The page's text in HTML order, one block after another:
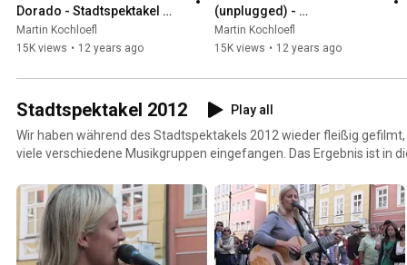
Dorado - Stadtspektakel
Landshut 2013
Martin Kochloefl
15K views • 12 years ago
(unplugged) -
Stadtspektakel Landshut
2013
Martin Kochloefl
15K views • 12 years ago
Stadtspektakel 2012
Play all
Wir haben während des Stadtspektakels 2012 wieder fleißig
viele verschiedene Musikgruppen eingefangen. Das Ergebnis ist in